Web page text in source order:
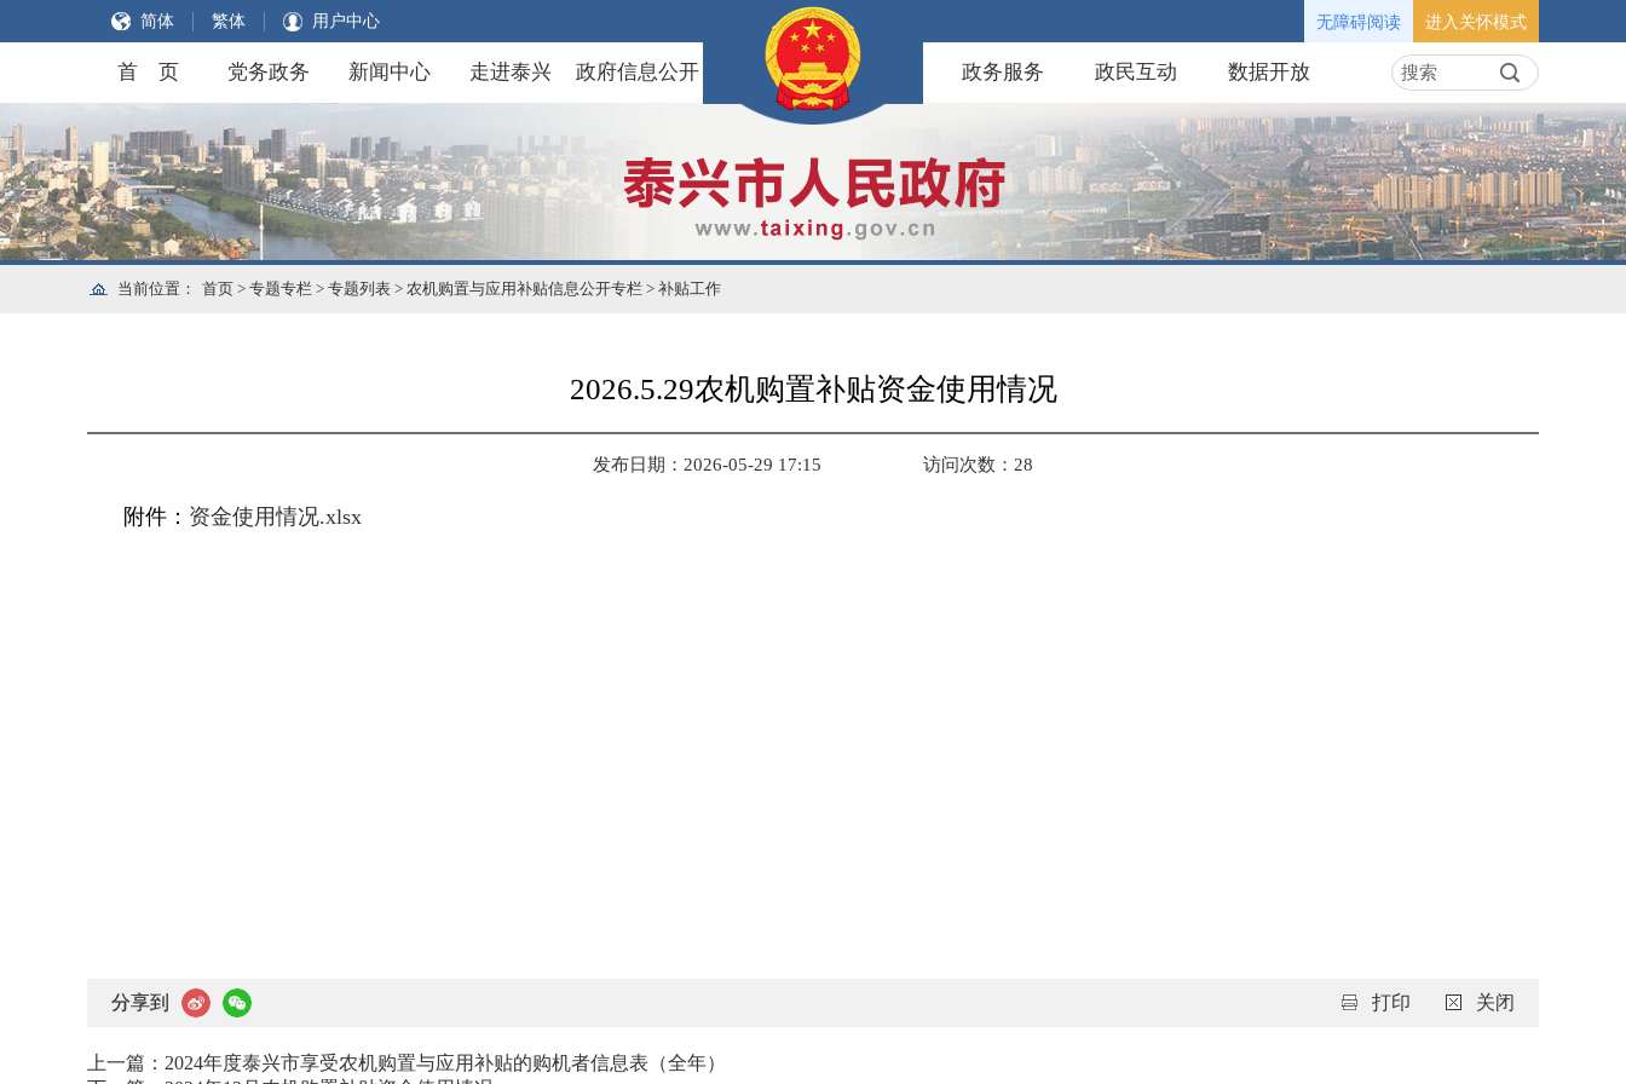
简体 繁体 用户中心 无障碍阅读 进入关怀模式
首 页 党务政务 新闻中心 走进泰兴 政府信息公开 政务服务 政民互动 数据开放
当前位置： 首页 > 专题专栏 > 专题列表 > 农机购置与应用补贴信息公开专栏 > 补贴工作
2026.5.29农机购置补贴资金使用情况
发布日期：2026-05-29 17:15 访问次数： 28
附件： 资金使用情况.xlsx
分享到 打印 关闭
上一篇： 2024年度泰兴市享受农机购置与应用补贴的购机者信息表（全年）